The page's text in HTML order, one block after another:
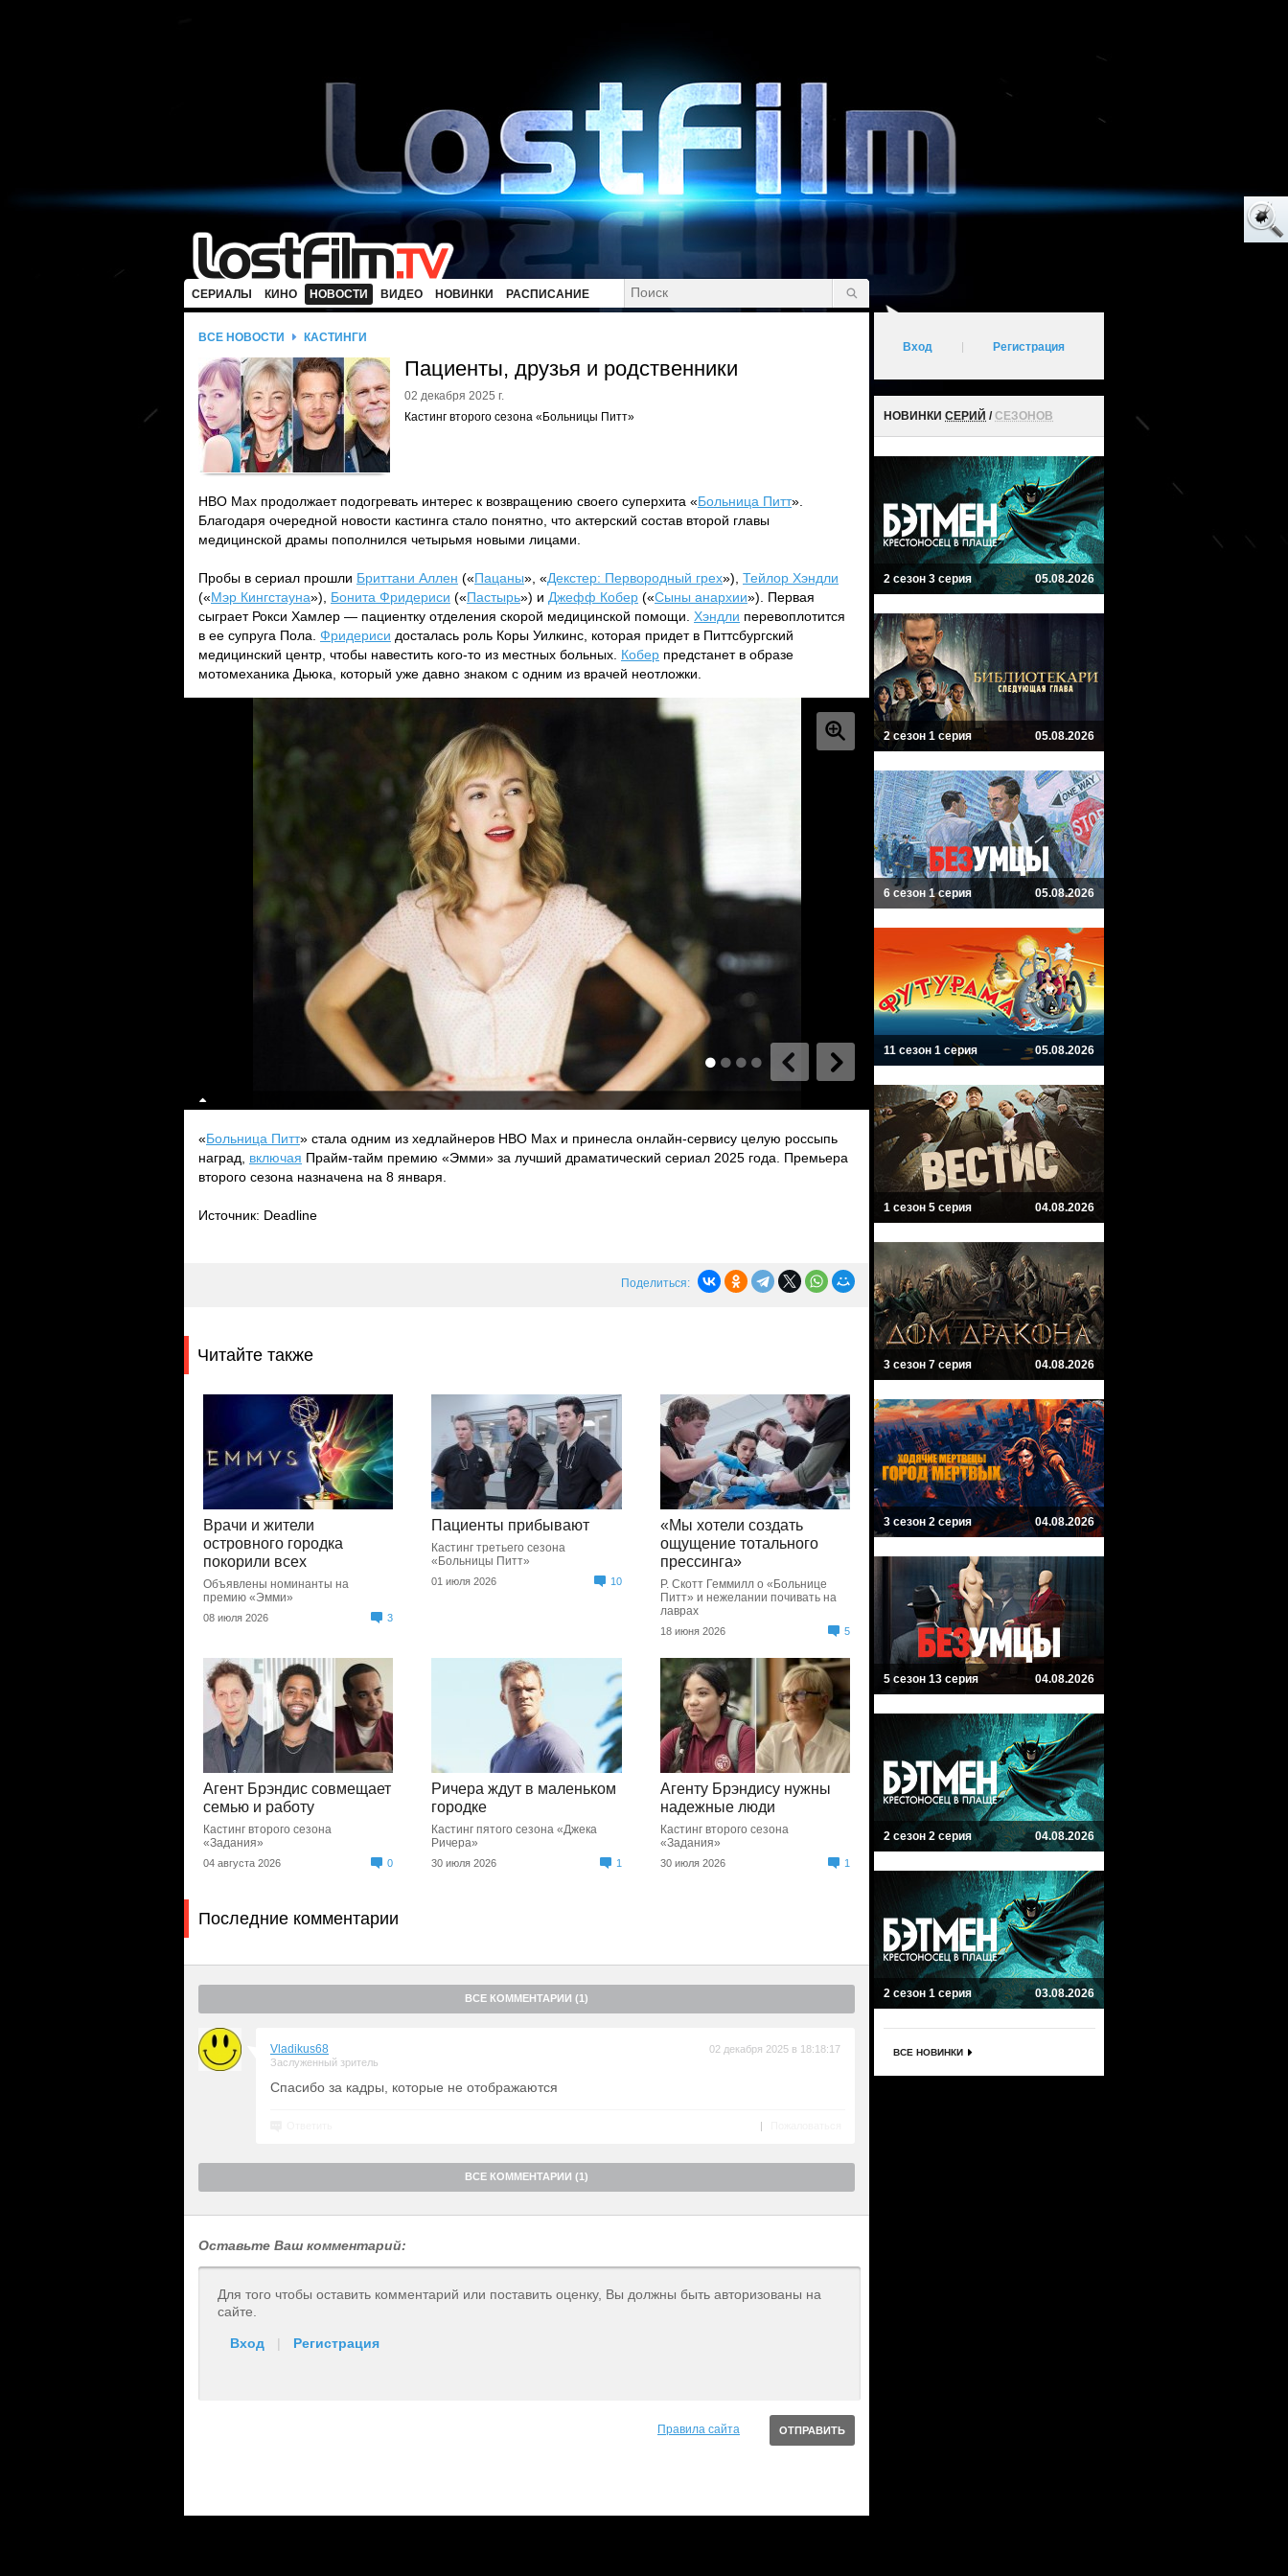
СЕРИАЛЫ КИНО НОВОСТИ ВИДЕО НОВИНКИ РАСПИСАНИЕ
ВСЕ НОВОСТИ КАСТИНГИ
Пациенты, друзья и родственники
02 декабря 2025 г.
Кастинг второго сезона «Больницы Питт»
HBO Max продолжает подогревать интерес к возвращению своего суперхита «Больница Питт».
Благодаря очередной новости кастинга стало понятно, что актерский состав второй главы
медицинской драмы пополнился четырьмя новыми лицами.
Пробы в сериал прошли Бриттани Аллен («Пацаны», «Декстер: Первородный грех»), Тейлор Хэндли
(«Мэр Кингстауна»), Бонита Фридериси («Пастырь») и Джефф Кобер («Сыны анархии»). Первая
сыграет Рокси Хамлер — пациентку отделения скорой медицинской помощи. Хэндли перевоплотится
в ее супруга Пола. Фридериси досталась роль Коры Уилкинс, которая придет в Питтсбургский
медицинский центр, чтобы навестить кого-то из местных больных. Кобер предстанет в образе
мотомеханика Дьюка, который уже давно знаком с одним из врачей неотложки.
«Больница Питт» стала одним из хедлайнеров HBO Max и принесла онлайн-сервису целую россыпь
наград, включая Прайм-тайм премию «Эмми» за лучший драматический сериал 2025 года. Премьера
второго сезона назначена на 8 января.
Источник: Deadline
Поделиться:
Читайте также
Врачи и жители
островного городка
покорили всех
Объявлены номинанты на
премию «Эмми»
08 июля 2026 3
Пациенты прибывают
Кастинг третьего сезона
«Больницы Питт»
01 июля 2026 10
«Мы хотели создать
ощущение тотального
прессинга»
Р. Скотт Геммилл о «Больнице
Питт» и нежелании почивать на
лаврах
18 июня 2026 5
Агент Брэндис совмещает
семью и работу
Кастинг второго сезона
«Задания»
04 августа 2026 0
Ричера ждут в маленьком
городке
Кастинг пятого сезона «Джека
Ричера»
30 июля 2026 1
Агенту Брэндису нужны
надежные люди
Кастинг второго сезона
«Задания»
30 июля 2026 1
Последние комментарии
ВСЕ КОММЕНТАРИИ (1)
Vladikus68
Заслуженный зритель
02 декабря 2025 в 18:18:17
Спасибо за кадры, которые не отображаются
|
ВСЕ КОММЕНТАРИИ (1)
Оставьте Ваш комментарий:
Для того чтобы оставить комментарий или поставить оценку, Вы должны быть авторизованы на
сайте.
Вход | Регистрация
Правила сайта
Вход Регистрация
НОВИНКИ СЕРИЙ /СЕЗОНОВ
2 сезон 3 серия 05.08.2026
2 сезон 1 серия 05.08.2026
6 сезон 1 серия 05.08.2026
11 сезон 1 серия 05.08.2026
1 сезон 5 серия 04.08.2026
3 сезон 7 серия 04.08.2026
3 сезон 2 серия 04.08.2026
5 сезон 13 серия 04.08.2026
2 сезон 2 серия 04.08.2026
2 сезон 1 серия 03.08.2026
ВСЕ НОВИНКИ